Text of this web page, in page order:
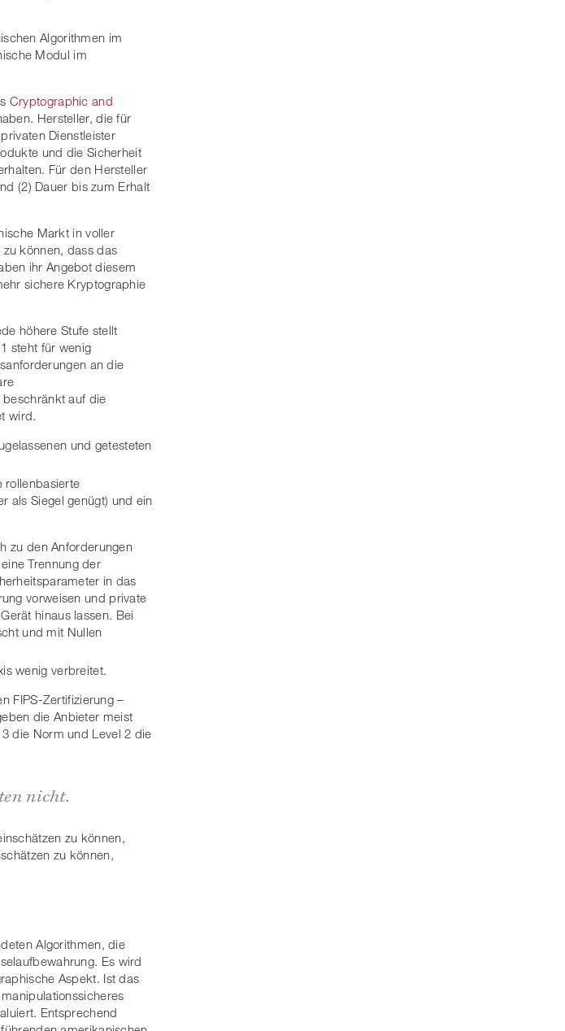
Algorithmen im
Modul im
Cryptographic and
Hersteller, die für
Dienstleister
und die Sicherheit
Für den Hersteller
(2) Dauer bis zum Erhalt
Markt in voller
können, dass das
ihr Angebot diesem
sichere Kryptographie
höhere Stufe stellt
steht für wenig
an die
auf die
wird.
und getesteten
rollenbasierte
als Siegel genügt) und ein
zu den Anforderungen
Trennung der
in das
vorweisen und private
hinaus lassen. Bei
und mit Nullen
wenig verbreitet.
FIPS-Zertifizierung –
die Anbieter meist
die Norm und Level 2 die
nicht.
zu können,
zu können,
Algorithmen, die
Es wird
Aspekt. Ist das
Entsprechend